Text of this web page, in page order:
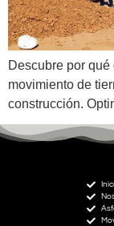
Descubre por
movimiento de
construcción.